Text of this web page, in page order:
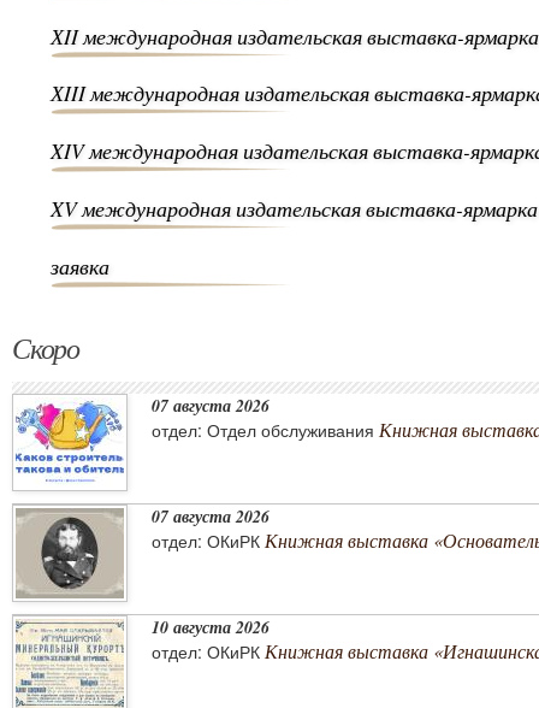
ХII международная издательская выставка-ярмарка
ХIII международная издательская выставка-
XIV международная издательская выставка-
XV международная издательская выставка-ярмарка
заявка
Скоро
07 августа 2026
отдел: Отдел обслуживания Книжная
07 августа 2026
отдел: ОКиРК Книжная выставка «Основатель
10 августа 2026
отдел: ОКиРК Книжная выставка